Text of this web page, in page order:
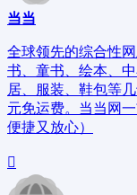
当当
全球领先的综合性
书、童书、绘本、
居、服装、鞋包等
元免运费。当当网
便捷又放心）